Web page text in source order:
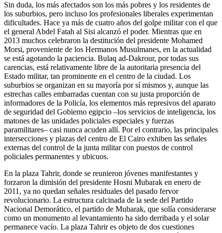
Sin duda, los más afectados son los más pobres y los residentes de
los suburbios, pero incluso los profesionales liberales experimentan
dificultades. Hace ya más de cuatro años del golpe militar con el que
el general Abdel Fatah al Sisi alcanzó el poder. Mientras que en
2013 muchos celebraron la destitución del presidente Mohamed
Morsi, proveniente de los Hermanos Musulmanes, en la actualidad
se está agotando la paciencia. Bulaq ad-Dakrour, por todas sus
carencias, está relativamente libre de la autoritaria presencia del
Estado militar, tan prominente en el centro de la ciudad. Los
suburbios se organizan en su mayoría por sí mismos y, aunque las
estrechas calles embarradas cuentan con su justa proporción de
informadores de la Policía, los elementos más represivos del aparato
de seguridad del Gobierno egipcio –los servicios de inteligencia, los
matones de las unidades policiales especiales y fuerzas
paramilitares– casi nunca acuden allí. Por el contrario, las principales
intersecciones y plazas del centro de El Cairo exhiben las señales
externas del control de la junta militar con puestos de control
policiales permanentes y ubicuos.
En la plaza Tahrir, donde se reunieron jóvenes manifestantes y
forzaron la dimisión del presidente Hosni Mubarak en enero de
2011, ya no quedan señales residuales del pasado fervor
revolucionario. La estructura calcinada de la sede del Partido
Nacional Demorático, el partido de Mubarak, que solía considerarse
como un monumento al levantamiento ha sido derribada y el solar
permanece vacío. La plaza Tahrir es objeto de dos cuestiones